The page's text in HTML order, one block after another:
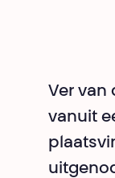
Ver van
vanuit